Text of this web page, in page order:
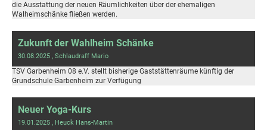
die Ausstattung der neuen Räumlichkeiten über der ehemaligen
Walheimschänke fließen werden.
Zukunft der Wahlheim Schänke
30.08.2025 , Schlaudraff Mario
TSV Garbenheim 08 e.V. stellt bisherige Gaststättenräume künftig der
Grundschule Garbenheim zur Verfügung
Neuer Yoga-Kurs
19.01.2025 , Heuck Hans-Martin